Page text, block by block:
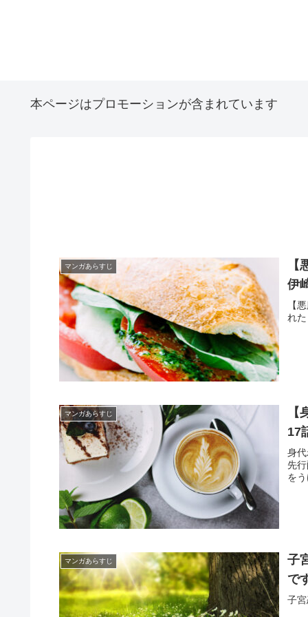
本ページはプロモーションが含まれています
マンガあらすじ
伊
【
れ
マンガあらすじ
17
身
先
を
マンガあらすじ
子
で
子